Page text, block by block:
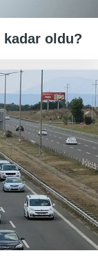
kadar oldu?